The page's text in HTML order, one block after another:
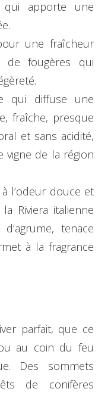
qui apporte une
une fraîcheur
de fougères qui
qui diffuse une
fraîche, presque
et sans acidité,
vigne de la région
l’odeur douce et
Riviera italienne
tenace
à la fragrance
parfait, que ce
au coin du feu
Des sommets
de conifères